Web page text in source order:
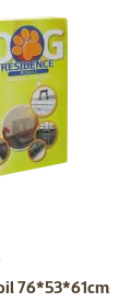
76*53*61cm